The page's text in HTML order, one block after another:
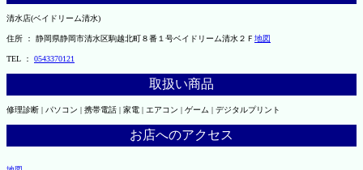
清水店(ベイドリーム清水)
住所 ： 静岡県静岡市清水区駒越北町８番１号ベイドリーム清水２Ｆ 地図
TEL ： 0543370121
取扱い商品
修理診断 | パソコン | 携帯電話 | 家電 | エアコン | ゲーム | デジタルプリント
お店へのアクセス